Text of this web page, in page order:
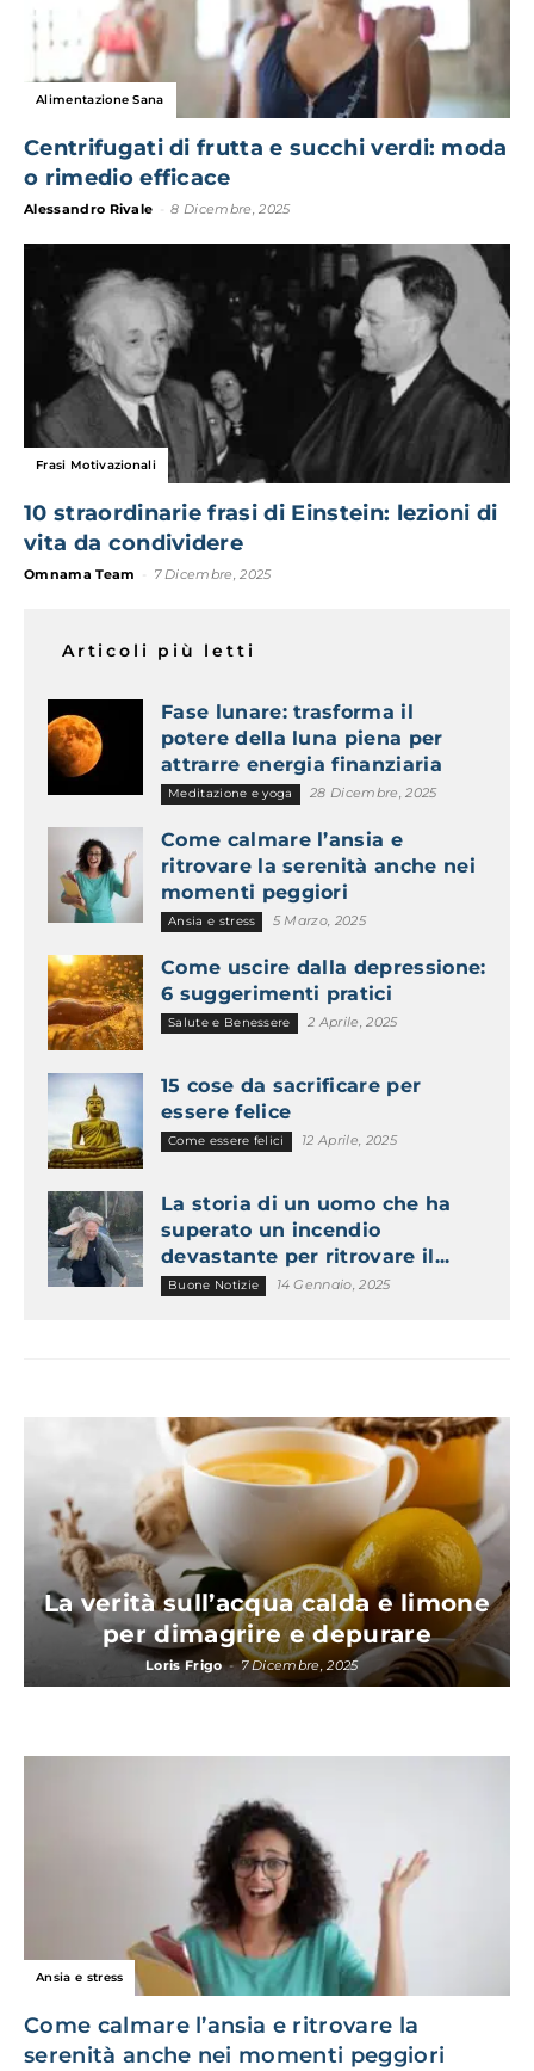
Alimentazione Sana
Centrifugati di frutta e succhi verdi: moda
o rimedio efficace
Alessandro Rivale 8 Dicembre, 2025
Frasi Motivazionali
10 straordinarie frasi di Einstein: lezioni di
vita da condividere
Omnama Team 7 Dicembre, 2025
Articoli più letti
Fase lunare: trasforma il
potere della luna piena per
attrarre energia finanziaria
Meditazione e yoga 28 Dicembre, 2025
Come calmare l’ansia e
ritrovare la serenità anche nei
momenti peggiori
Ansia e stress 5 Marzo, 2025
Come uscire dalla depressione:
6 suggerimenti pratici
Salute e Benessere 2 Aprile, 2025
15 cose da sacrificare per
essere felice
Come essere felici 12 Aprile, 2025
La storia di un uomo che ha
superato un incendio
devastante per ritrovare il...
Buone Notizie 14 Gennaio, 2025
La verità sull’acqua calda e limone
per dimagrire e depurare
Loris Frigo - 7 Dicembre, 2025
Ansia e stress
Come calmare l’ansia e ritrovare la
serenità anche nei momenti peggiori